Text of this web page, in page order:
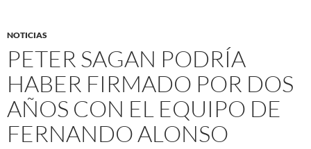
NOTICIAS
PETER SAGAN PODRÍA
HABER FIRMADO POR DOS
AÑOS CON EL EQUIPO DE
FERNANDO ALONSO